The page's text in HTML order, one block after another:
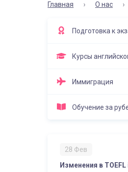
Главная › О нас ›
Подготовка к
Курсы
Иммиграция
Обучение за
28 Фев
Изменения в TOEFL